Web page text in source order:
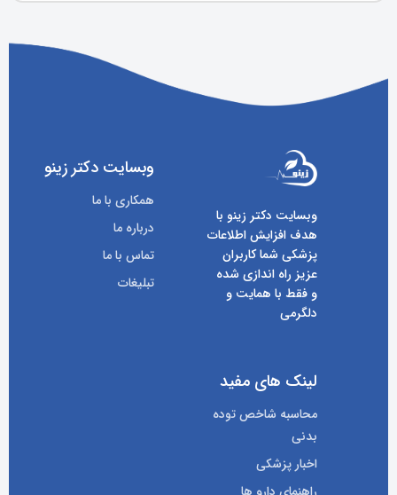
وبسایت دکتر زینو با
هدف افزایش اطلاعات
پزشکی شما کاربران
عزیز راه اندازی شده
و فقط با همایت و
دلگرمی
وبسایت دکتر زینو
همکاری با ما
درباره ما
تماس با ما
تبلیغات
لینک های مفید
محاسبه شاخص توده
بدنی
اخبار پزشکی